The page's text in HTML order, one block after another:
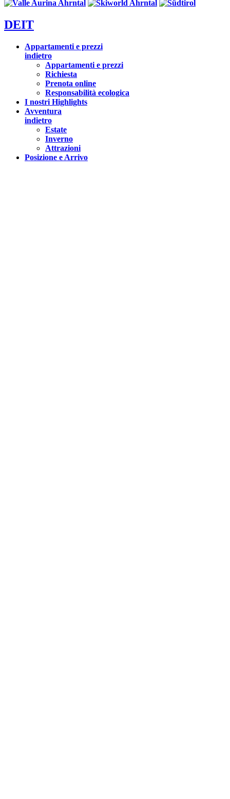
DEIT
Appartamenti e prezzi
indietro
Appartamenti e prezzi
Richiesta
Prenota online
Responsabilità ecologica
I nostri Highlights
Avventura
indietro
Estate
Inverno
Attrazioni
Posizione e Arrivo